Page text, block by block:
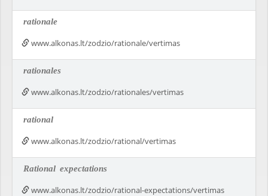
rationale
www.alkonas.lt/zodzio/rationale/vertimas
rationales
www.alkonas.lt/zodzio/rationales/vertimas
rational
www.alkonas.lt/zodzio/rational/vertimas
Rational expectations
www.alkonas.lt/zodzio/rational-expectations/vertimas